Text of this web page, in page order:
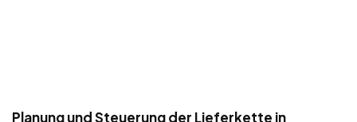
Planung und Steuerung der Lieferkette in